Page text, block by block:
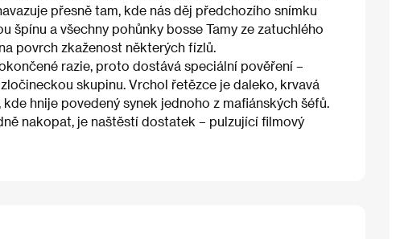
přesně tam, kde nás děj předchozího snímku
špínu a všechny pohůnky bosse Tamy ze zatuchlého
povrch zkaženost některých fízlů.
razie, proto dostává speciální pověření –
skupinu. Vrchol řetězce je daleko, krvavá
hnije povedený synek jednoho z mafiánských šéfů.
nakopat, je naštěstí dostatek – pulzující filmový